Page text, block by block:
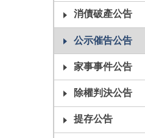
消債破產公告
公示催告公告
家事事件公告
除權判決公告
提存公告